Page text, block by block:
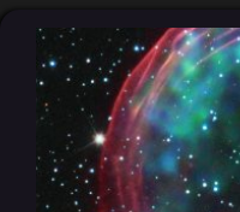
Unboxing Reviews
Automobile
Entertainment